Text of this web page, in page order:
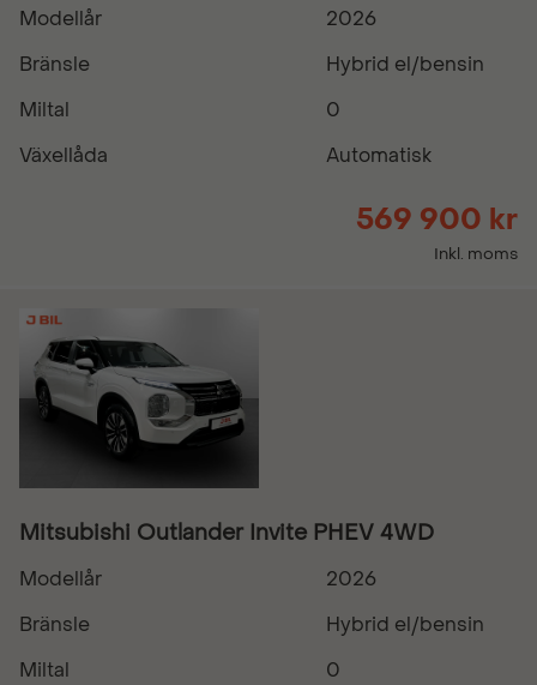
Modellår
2026
Bränsle
Hybrid el/bensin
Miltal
0
Växellåda
Automatisk
569 900 kr
Inkl. moms
Mitsubishi Outlander Invite PHEV 4WD
Modellår
2026
Bränsle
Hybrid el/bensin
Miltal
0